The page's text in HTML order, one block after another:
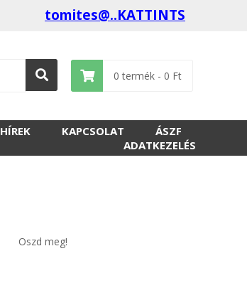
tomites@..KATTINTS
0 termék - 0 Ft
HÍREK KAPCSOLAT
ÁSZF
ADATKEZELÉS
Oszd meg!